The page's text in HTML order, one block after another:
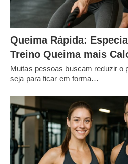
Queima Rápida:
Treino Queima mais
Muitas pessoas buscam reduzir o
seja para ficar em forma…